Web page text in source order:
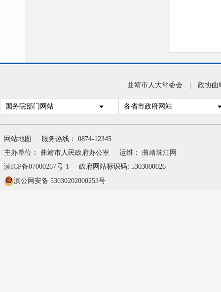
曲靖市人大常委会 政协曲
国务院部门网站 各省市政府网站
网站地图
服务热线： 0874-12345
主办单位： 曲靖市人民政府办公室
运维： 曲靖珠江网
滇ICP备07000267号-1
政府网站标识码: 5303000026
滇公网安备 53030202000253号